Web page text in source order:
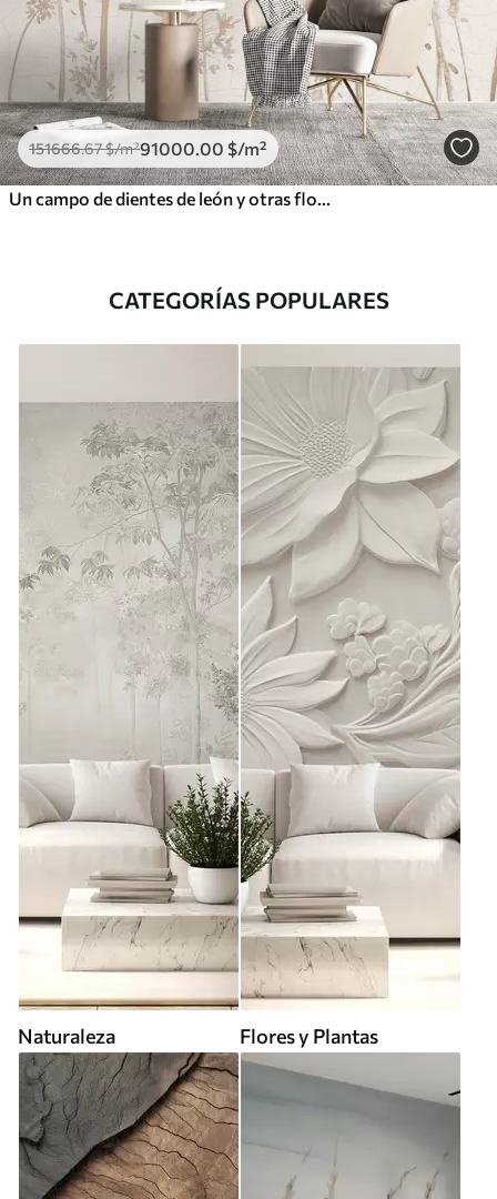
151666.67$/m²91000.00 $/m²
Un campo de dientes de león y otras flores silvestres sobre un fondo suave y brumoso
CATEGORÍAS POPULARES
Naturaleza Flores y Plantas